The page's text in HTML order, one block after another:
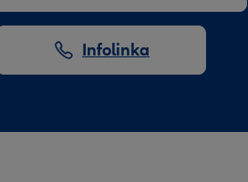
Infolinka